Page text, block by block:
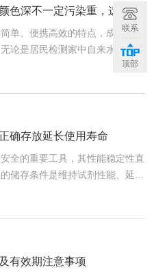
终只是徒劳无功，等同于白测。
，成分稳定性极易受外界环境影
水质快速检测试剂常见误区：颜色深不一定污染重，这几个坑别再踩了
单、便携高效的特点，成为家庭
论是居民检测家中自来水、饮用
体，只需简单滴加试剂、等待显
使用者仅凭肉眼颜色深浅判定污
日常检测中诸多隐形误区，常常
水质的判断。普遍也最容易被忽
确存放延长使用寿命
全的重要工具，其性能稳定性直
储存条件是维持试剂性能、延长
环境会导致试剂失效、变质，不
造成资源浪费和检测误差，因此
求，需严格区分存放。多数食品
温度变化较为敏感，低温储存是
有效期注意事项
联系
顶部